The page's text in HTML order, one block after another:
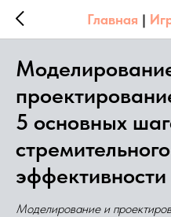
Главная |
5 основных
эффективности
Моделирование и